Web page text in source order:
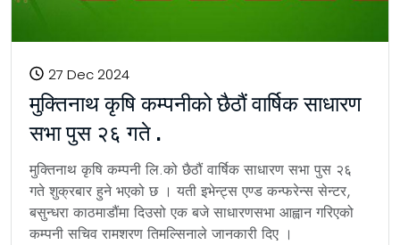
27 Dec 2024
मुक्तिनाथ कृषि कम्पनीको छैठौं वार्षिक साधारण
सभा पुस २६ गते .
मुक्तिनाथ कृषि कम्पनी लि.को छैठौं वार्षिक साधारण सभा पुस २६
गते शुक्रबार हुने भएको छ । यती इभेन्ट्स एण्ड कन्फरेन्स सेन्टर,
बसुन्धरा काठमाडौंमा दिउसो एक बजे साधारणसभा आह्वान गरिएको
कम्पनी सचिव रामशरण तिमल्सिनाले जानकारी दिए ।